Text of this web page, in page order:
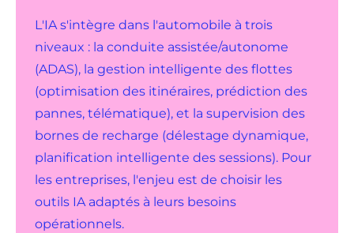
L'IA s'intègre dans l'automobile à trois
niveaux : la conduite assistée/autonome
(ADAS), la gestion intelligente des flottes
(optimisation des itinéraires, prédiction des
pannes, télématique), et la supervision des
bornes de recharge (délestage dynamique,
planification intelligente des sessions). Pour
les entreprises, l'enjeu est de choisir les
outils IA adaptés à leurs besoins
opérationnels.